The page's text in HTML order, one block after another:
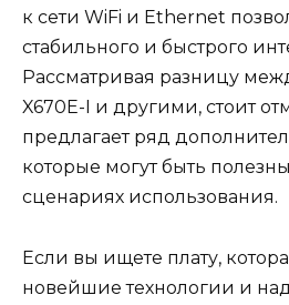
к сети WiFi и Ethernet
стабильного и быстрого
Рассматривая разницу
X670E-I и другими, стоит
предлагает ряд
которые могут быть
сценариях использования.
Если вы ищете плату,
новейшие технологии и